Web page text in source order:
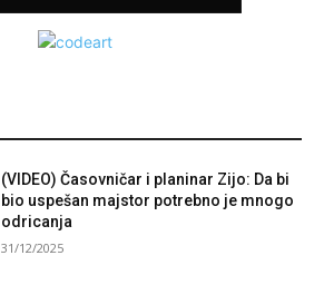
(VIDEO) Časovničar i planinar Zijo: Da bi
bio uspešan majstor potrebno je mnogo
odricanja
31/12/2025